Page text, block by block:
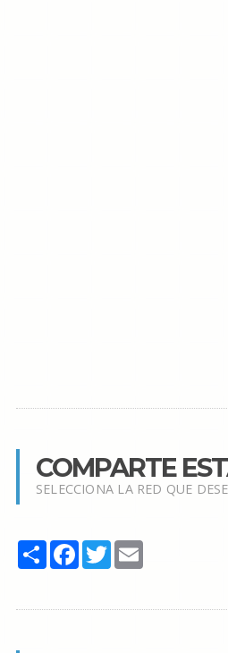
COMPARTE
SELECCIONA LA RED QUE
Share Facebook
TwitterEmail